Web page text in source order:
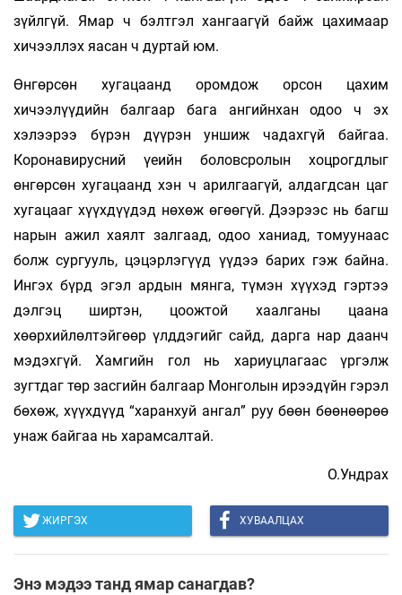
зүйлгүй. Ямар ч бэлтгэл хангаагүй байж цахимаар
хичээллэх яасан ч дуртай юм.
Өнгөрсөн хугацаанд оромдож орсон цахим
хичээлүүдийн балгаар бага ангийнхан одоо ч эх
хэлээрээ бүрэн дүүрэн уншиж чадахгүй байгаа.
Коронавирусний үеийн боловсролын хоцрогдлыг
өнгөрсөн хугацаанд хэн ч арилгаагүй, алдагдсан цаг
хугацааг хүүхдүүдэд нөхөж өгөөгүй. Дээрээс нь багш
нарын ажил хаялт залгаад, одоо ханиад, томуунаас
болж сургууль, цэцэрлэгүүд үүдээ барих гэж байна.
Ингэх бүрд эгэл ардын мянга, түмэн хүүхэд гэртээ
дэлгэц ширтэн, цоожтой хаалганы цаана
хөөрхийлөлтэйгөөр үлддэгийг сайд, дарга нар даанч
мэдэхгүй. Хамгийн гол нь хариуцлагаас үргэлж
зугтдаг төр засгийн балгаар Монголын ирээдүйн гэрэл
бөхөж, хүүхдүүд “харанхуй ангал” руу бөөн бөөнөөрөө
унаж байгаа нь харамсалтай.
О.Ундрах
ЖИРГЭХ ХУВААЛЦАХ
Энэ мэдээ танд ямар санагдав?